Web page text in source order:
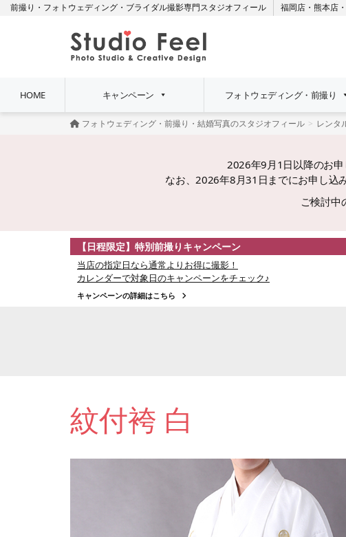
前撮り・フォトウェディング・ブライダル撮影専門スタジオフィール 福岡店 ・ 熊本店 ・
HOME キャンペーン フォトウェディング・前撮り
フォトウェディング・前撮り・結婚写真のスタジオフィール レンタ
2026年9月1日以降のお申
なお、2026年8月31日までにお申し込
ご検討中
【日程限定】特別前撮りキャンペーン
当店の指定日なら通常よりお得に撮影！
カレンダーで対象日のキャンペーンをチェック♪
キャンペーンの詳細はこちら
紋付袴 白